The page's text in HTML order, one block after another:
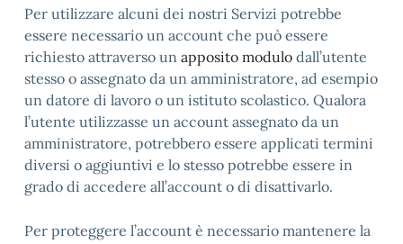
Per utilizzare alcuni dei nostri Servizi potrebbe
essere necessario un account che può essere
richiesto attraverso un apposito modulo dall’utente
stesso o assegnato da un amministratore, ad esempio
un datore di lavoro o un istituto scolastico. Qualora
l’utente utilizzasse un account assegnato da un
amministratore, potrebbero essere applicati termini
diversi o aggiuntivi e lo stesso potrebbe essere in
grado di accedere all’account o di disattivarlo.
Per proteggere l’account è necessario mantenere la